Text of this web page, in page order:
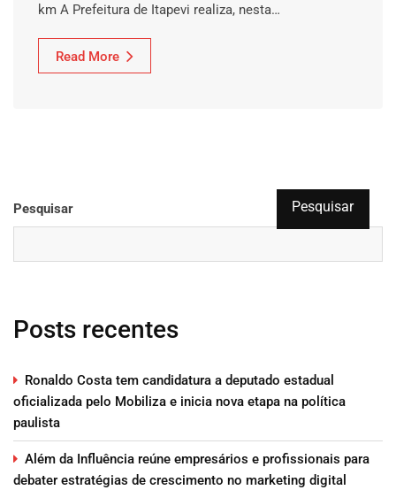
km A Prefeitura de Itapevi realiza, nesta…
Read More
Pesquisar Pesquisar
Posts recentes
Ronaldo Costa tem candidatura a deputado estadual
oficializada pelo Mobiliza e inicia nova etapa na política
paulista
Além da Influência reúne empresários e profissionais para
debater estratégias de crescimento no marketing digital